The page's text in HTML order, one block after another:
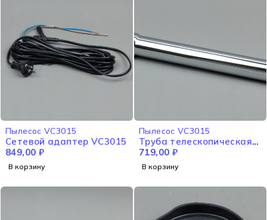
Пылесос VC3015
Сетевой адаптер VC3015
849,00 ₽
В корзину
Пылесос VC3015
Труба телескопическая
VC3015
719,00 ₽
В корзину